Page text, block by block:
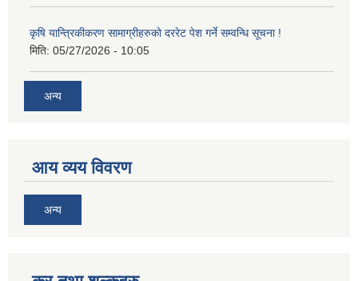
कृषि यान्त्रिकीकरण सामाग्रीहरुको दररेट पेश गर्ने सम्वन्धि सूचना !
मिति: 05/27/2026 - 10:05
अन्य
आय व्यय विवरण
अन्य